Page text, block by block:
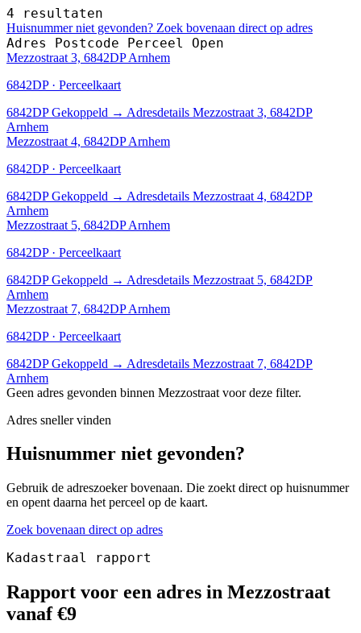
4 resultaten
Huisnummer niet gevonden? Zoek bovenaan direct op adres
Adres Postcode Perceel Open
Mezzostraat 3, 6842DP Arnhem
6842DP · Perceelkaart
6842DP Gekoppeld → Adresdetails Mezzostraat 3, 6842DP
Arnhem
Mezzostraat 4, 6842DP Arnhem
6842DP · Perceelkaart
6842DP Gekoppeld → Adresdetails Mezzostraat 4, 6842DP
Arnhem
Mezzostraat 5, 6842DP Arnhem
6842DP · Perceelkaart
6842DP Gekoppeld → Adresdetails Mezzostraat 5, 6842DP
Arnhem
Mezzostraat 7, 6842DP Arnhem
6842DP · Perceelkaart
6842DP Gekoppeld → Adresdetails Mezzostraat 7, 6842DP
Arnhem
Geen adres gevonden binnen Mezzostraat voor deze filter.
Adres sneller vinden
Huisnummer niet gevonden?
Gebruik de adreszoeker bovenaan. Die zoekt direct op huisnummer
en opent daarna het perceel op de kaart.
Zoek bovenaan direct op adres
Kadastraal rapport
Rapport voor een adres in Mezzostraat
vanaf €9